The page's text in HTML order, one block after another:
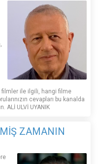
filmler ile ilgili, hangi filme
cevapları bu kanalda
ALİ ULVİ UYANIK
ZAMANIN